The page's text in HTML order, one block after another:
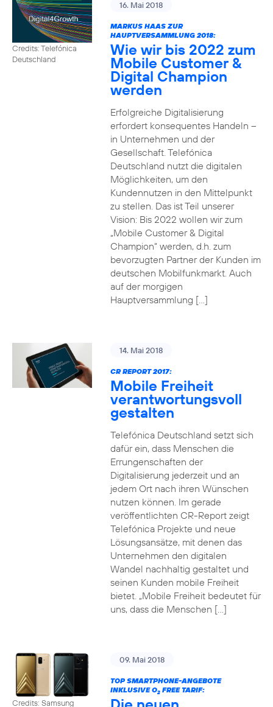
Credits: Telefónica
Deutschland
16. Mai 2018
MARKUS HAAS ZUR
HAUPTVERSAMMLUNG 2018:
Wie wir bis 2022 zum
Mobile Customer &
Digital Champion
werden
Erfolgreiche Digitalisierung
erfordert konsequentes Handeln –
in Unternehmen und der
Gesellschaft. Telefónica
Deutschland nutzt die digitalen
Möglichkeiten, um den
Kundennutzen in den Mittelpunkt
zu stellen. Das ist Teil unserer
Vision: Bis 2022 wollen wir zum
„Mobile Customer & Digital
Champion“ werden, d.h. zum
bevorzugten Partner der Kunden im
deutschen Mobilfunkmarkt. Auch
auf der morgigen
Hauptversammlung […]
14. Mai 2018
CR REPORT 2017:
Mobile Freiheit
verantwortungsvoll
gestalten
Telefónica Deutschland setzt sich
dafür ein, dass Menschen die
Errungenschaften der
Digitalisierung jederzeit und an
jedem Ort nach ihren Wünschen
nutzen können. Im gerade
veröffentlichten CR-Report zeigt
Telefónica Projekte und neue
Lösungsansätze, mit denen das
Unternehmen den digitalen
Wandel nachhaltig gestaltet und
seinen Kunden mobile Freiheit
bietet. „Mobile Freiheit bedeutet für
uns, dass die Menschen […]
Credits: Samsung
09. Mai 2018
TOP SMARTPHONE-ANGEBOTE
INKLUSIVE O2FREE TARIF: